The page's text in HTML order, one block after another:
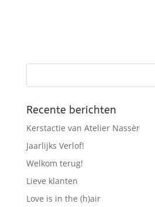
Recente berichten
Kerstactie van Atelier Nassèr
Jaarlijks Verlof!
Welkom terug!
Lieve klanten
Love is in the (h)air